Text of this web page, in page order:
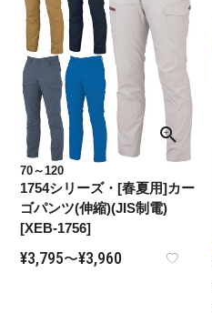
70～120
1754シリーズ・[春夏用]カー
ゴパンツ(伸縮)(JIS制電)
[XEB-1756]
¥3,795〜¥3,960